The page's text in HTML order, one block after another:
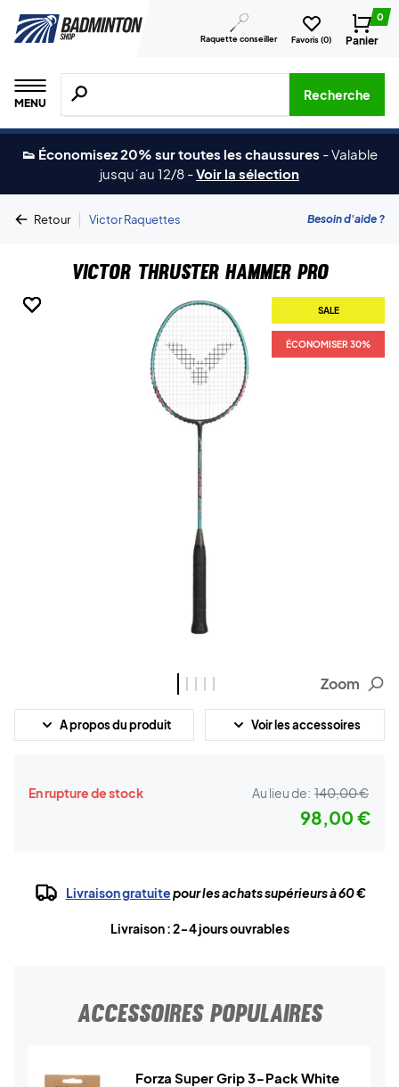
Raquette conseiller Favoris (0)
0
Panier
MENU
Recherche de produits, de marques, etc.
Recherche
👟 Économisez 20% sur toutes les chaussures -Valable
jusqu´au 12/8 -Voir la sélection
Retour | Victor Raquettes Besoin d'aide ?
Victor Thruster Hammer Pro
SALE
ÉCONOMISER 30%
SALE
ÉCONOMISER 30%
SALE
ÉCONOMISER 30%
SALE
ÉCONOMISER 30%
SALE
ÉCONOMISER 30%
Zoom
A propos du produit Voir les accessoires
En rupture de stock Au lieu de: 140,00 €
98,00 €
Livraison gratuitepour les achats supérieurs à 60 €
Livraison : 2-4 jours ouvrables
ACCESSOIRES POPULAIRES
Forza Super Grip 3-Pack White